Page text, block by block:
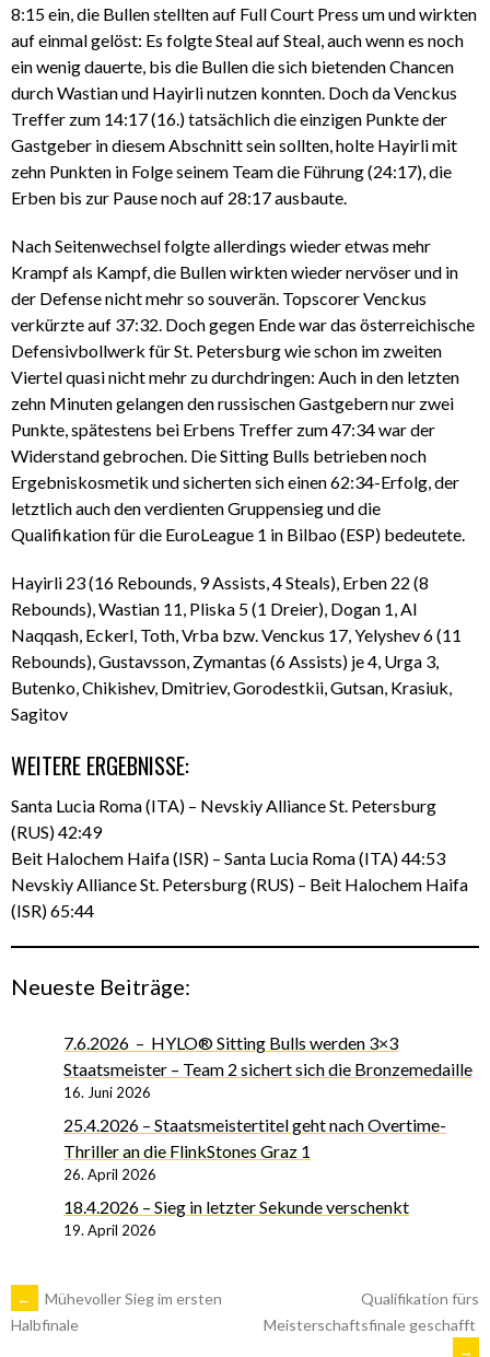
8:15 ein, die Bullen stellten auf Full Court Press um und wirkten
auf einmal gelöst: Es folgte Steal auf Steal, auch wenn es noch
ein wenig dauerte, bis die Bullen die sich bietenden Chancen
durch Wastian und Hayirli nutzen konnten. Doch da Venckus
Treffer zum 14:17 (16.) tatsächlich die einzigen Punkte der
Gastgeber in diesem Abschnitt sein sollten, holte Hayirli mit
zehn Punkten in Folge seinem Team die Führung (24:17), die
Erben bis zur Pause noch auf 28:17 ausbaute.
Nach Seitenwechsel folgte allerdings wieder etwas mehr
Krampf als Kampf, die Bullen wirkten wieder nervöser und in
der Defense nicht mehr so souverän. Topscorer Venckus
verkürzte auf 37:32. Doch gegen Ende war das österreichische
Defensivbollwerk für St. Petersburg wie schon im zweiten
Viertel quasi nicht mehr zu durchdringen: Auch in den letzten
zehn Minuten gelangen den russischen Gastgebern nur zwei
Punkte, spätestens bei Erbens Treffer zum 47:34 war der
Widerstand gebrochen. Die Sitting Bulls betrieben noch
Ergebniskosmetik und sicherten sich einen 62:34-Erfolg, der
letztlich auch den verdienten Gruppensieg und die
Qualifikation für die EuroLeague 1 in Bilbao (ESP) bedeutete.
Hayirli 23 (16 Rebounds, 9 Assists, 4 Steals), Erben 22 (8
Rebounds), Wastian 11, Pliska 5 (1 Dreier), Dogan 1, Al
Naqqash, Eckerl, Toth, Vrba bzw. Venckus 17, Yelyshev 6 (11
Rebounds), Gustavsson, Zymantas (6 Assists) je 4, Urga 3,
Butenko, Chikishev, Dmitriev, Gorodestkii, Gutsan, Krasiuk,
Sagitov
WEITERE ERGEBNISSE:
Santa Lucia Roma (ITA) – Nevskiy Alliance St. Petersburg
(RUS) 42:49
Beit Halochem Haifa (ISR) – Santa Lucia Roma (ITA) 44:53
Nevskiy Alliance St. Petersburg (RUS) – Beit Halochem Haifa
(ISR) 65:44
Neueste Beiträge:
7.6.2026 – HYLO® Sitting Bulls werden 3×3
Staatsmeister – Team 2 sichert sich die Bronzemedaille
16. Juni 2026
25.4.2026 – Staatsmeistertitel geht nach Overtime-
Thriller an die FlinkStones Graz 1
26. April 2026
18.4.2026 – Sieg in letzter Sekunde verschenkt
19. April 2026
ARTIKEL-
←
Mühevoller Sieg im ersten
Halbfinale
Qualifikation fürs
Meisterschaftsfinale geschafft
→